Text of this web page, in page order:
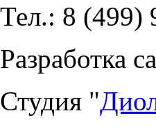
Тел.: 8 (499)
Разработка
Студия "